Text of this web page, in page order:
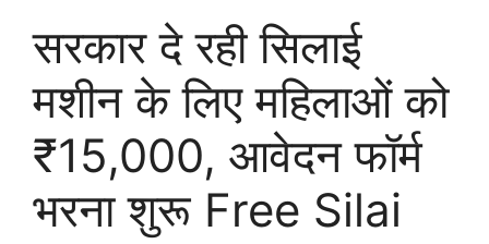
सरकार दे रही सिलाई
मशीन के लिए महिलाओं को
₹15,000, आवेदन फॉर्म
भरना शुरू Free Silai